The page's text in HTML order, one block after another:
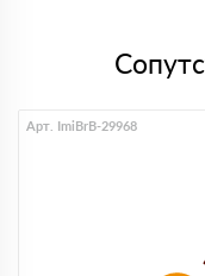
Арт. ImiBrB-29968